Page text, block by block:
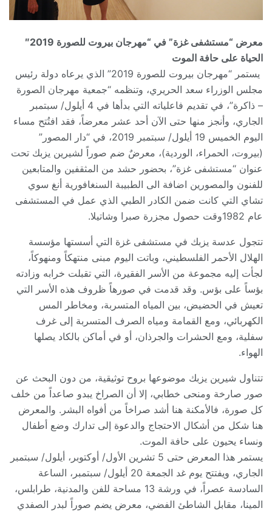
معرض “مستشفى غزة” في “مهرجان بيروت للصورة 2019″
الحياة على حافة الموت
يستمر “مهرجان بيروت للصورة 2019” الذي يرعاه دولة رئيس
مجلس الوزراء سعد الحريري، وتنظمه “جمعية مهرجان الصورة
– ذاكرة”، في تقديم فاعلياته التي بدأها في 4 أيلول/ سبتمبر
الجاري، وأنجز منها حتى الآن أحد عشر معرضاً، فقد افتُتح مساء
اليوم الخميس 19 أيلول/ سبتمبر 2019، في “دار المصور”
(بيروت، الحمراء، الوردية)، معرضٌ ضم صوراً لشيرين يزبك تحت
عنوان “مستشفى غزة”، بحضور حشد من المثقفين والمتابعين
للفنون والمصورين اضافة الى الطبيبة السنغافورية أنغ سوي
تشاي التي كانت ضمن الكادر الطبي الذي عمل في المستشفى
عام 1982وقت حصول مجزرة صبرا وشاتيلا.
تتجول عدسة يزبك في مستشفى غزة التي أسستها مؤسسة
الهلال الأحمر الفلسطيني، وباتت اليوم مبنى منتهكاً ومنهوكاً،
لجأت إليه مجموعة من الأسر الفقيرة، التي تقبلت خرابه وزادته
بؤساً على بؤس. وقد قدمت في صورهاً ظروف هذه الأسر التي
تعيش في الحضيض، بين المياه المتسربة، ومخاطر المس
الكهربائي، ومع القمامة ومياه الصرف المتسربة إلى غرف
سفلية، ومع الحشرات والجرذان، أو في أماكن بالكاد يصلها
الهواء.
تتناول شيرين يزبك موضوعها بروح توثيقية، من دون البحث عن
صور صارخة ومنحى خطابي، إلا أن الصراخ يبدو صاعداً من خلف
كل صورة، فالأمكنة هنا أشد صراخاً من أفواه البشر. والمعرض
هنا شكل من أشكال الاحتجاج والدعوة إلى تدارك وضع أطفال
ونساء يحيون على حافة الموت.
يستمر هذا المعرض حتى 5 تشرين الأول/ أوكتوبر، أيلول/ سبتمبر
الجاري، ويفتتح يوم غد الجمعة 20 أيلول/ سبتمبر، الساعة
السادسة عصراً، في ورشة 13 مساحة للفن والمدنية، طرابلس،
المينا، مقابل الشاطئ الفضي، معرض يضم صوراً لبدر الصفدي